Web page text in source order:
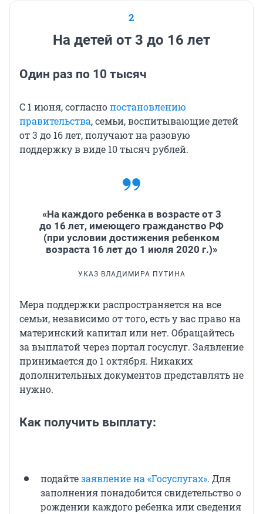
2
На детей от 3 до 16 лет
Один раз по 10 тысяч
С 1 июня, согласнопостановлению
правительства, семьи, воспитывающие детей
от 3 до 16 лет, получают на разовую
поддержку в виде 10 тысяч рублей.
«На каждого ребенка в возрасте от 3
до 16 лет, имеющего гражданство РФ
(при условии достижения ребенком
возраста 16 лет до 1 июля 2020 г.)»
УКАЗ ВЛАДИМИРА ПУТИНА
Мера поддержки распространяется на все
семьи, независимо от того, есть у вас право на
материнский капитал или нет. Обращайтесь
за выплатой через портал госуслуг. Заявление
принимается до 1 октября. Никаких
дополнительных документов представлять не
нужно.
Как получить выплату:
подайтезаявление на «Госуслугах». Для
заполнения понадобится свидетельство о
рождении каждого ребенка или сведения